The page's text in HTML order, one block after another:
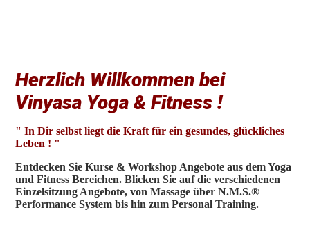
Herzlich Willkommen bei
Vinyasa Yoga & Fitness !
" In Dir selbst liegt die Kraft für ein gesundes, glückliches
Leben ! "
Entdecken Sie Kurse & Workshop Angebote aus dem Yoga
und Fitness Bereichen. Blicken Sie auf die verschiedenen
Einzelsitzung Angebote, von Massage über N.M.S.®
Performance System bis hin zum Personal Training.